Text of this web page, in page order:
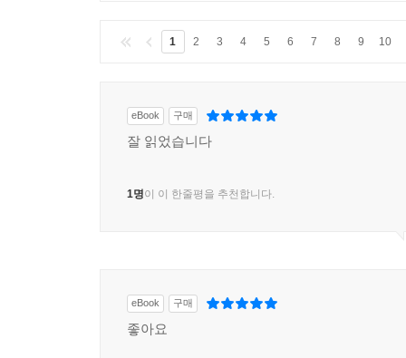
1 2 3 4 5 6 7 8 9 10
eBook 구매
잘 읽었습니다
1명이 이 한줄평을 추천합니다.
eBook 구매
좋아요